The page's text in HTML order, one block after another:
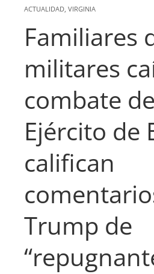
ACTUALIDAD VIRGINIA
Familiares
militares
combate
Ejército de
califican
Trump de